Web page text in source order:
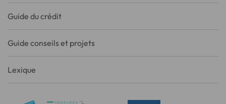
Guide du crédit
Guide conseils et projets
Lexique